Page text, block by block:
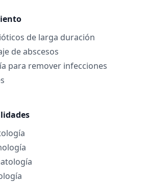
de larga duración
de abscesos
para remover infecciones